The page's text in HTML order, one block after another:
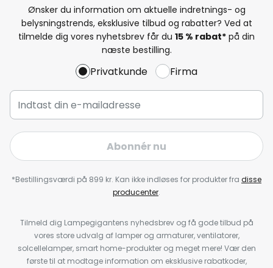
Ønsker du information om aktuelle indretnings- og
belysningstrends, eksklusive tilbud og rabatter? Ved at
tilmelde dig vores nyhetsbrev får du 15 % rabat* på din
næste bestilling.
Privatkunde Firma
Abonnér nu
*Bestillingsværdi på 899 kr. Kan ikke indløses for produkter fra disse
producenter.
Tilmeld dig Lampegigantens nyhedsbrev og få gode tilbud på
vores store udvalg af lamper og armaturer, ventilatorer,
solcellelamper, smart home-produkter og meget mere! Vær den
første til at modtage information om eksklusive rabatkoder,